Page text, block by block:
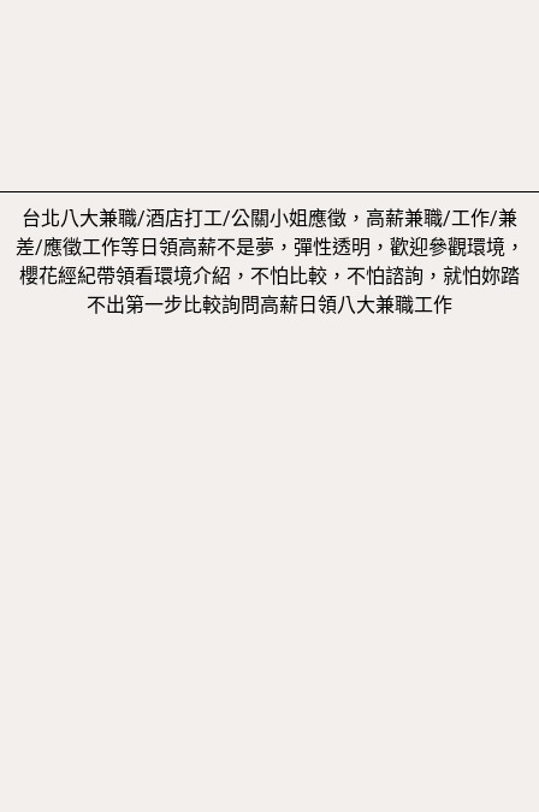
台北八大兼職/酒店打工/公關小姐應徵，高薪兼職/工作/兼
差/應徵工作等日領高薪不是夢，彈性透明，歡迎參觀環境，
櫻花經紀帶領看環境介紹，不怕比較，不怕諮詢，就怕妳踏
不出第一步比較詢問高薪日領八大兼職工作